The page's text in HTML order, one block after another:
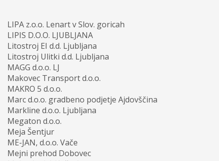
LIPA z.o.o. Lenart v Slov. goricah
LIPIS D.O.O. LJUBLJANA
Litostroj EI d.d. Ljubljana
Litostroj Ulitki d.d. Ljubljana
MAGG d.o.o. LJ
Makovec Transport d.o.o.
MAKRO 5 d.o.o.
Marc d.o.o. gradbeno podjetje Ajdovščina
Markline d.o.o. Ljubljana
Megaton d.o.o.
Meja Šentjur
ME-JAN, d.o.o. Vače
Mejni prehod Dobovec